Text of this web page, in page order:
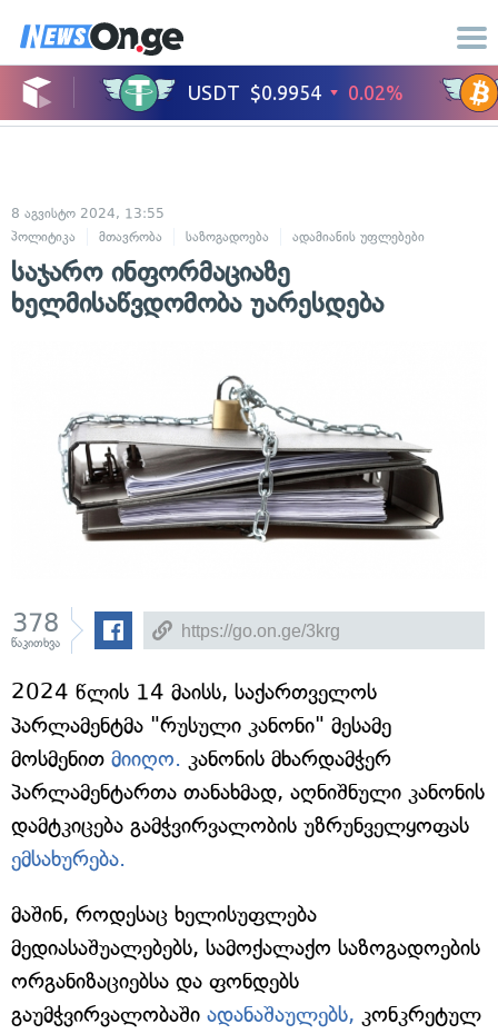
8 აგვისტო 2024, 13:55
პოლიტიკა
მთავრობა საზოგადოება ადამიანის უფლებები
საჯარო ინფორმაციაზე
ხელმისაწვდომობა უარესდება
378
წაკითხვა
2024 წლის 14 მაისს, საქართველოს
პარლამენტმა "რუსული კანონი" მესამე
მოსმენით მიიღო. კანონის მხარდამჭერ
პარლამენტართა თანახმად, აღნიშნული კანონის
დამტკიცება გამჭვირვალობის უზრუნველყოფას
ემსახურება.
მაშინ, როდესაც ხელისუფლება
მედიასაშუალებებს, სამოქალაქო საზოგადოების
ორგანიზაციებსა და ფონდებს
გაუმჭვირვალობაში ადანაშაულებს, კონკრეტულ